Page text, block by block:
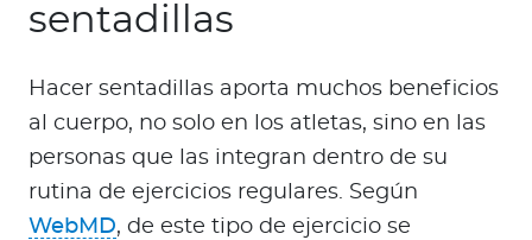
sentadillas
Hacer sentadillas aporta muchos beneficios
al cuerpo, no solo en los atletas, sino en las
personas que las integran dentro de su
rutina de ejercicios regulares. Según
WebMD, de este tipo de ejercicio se